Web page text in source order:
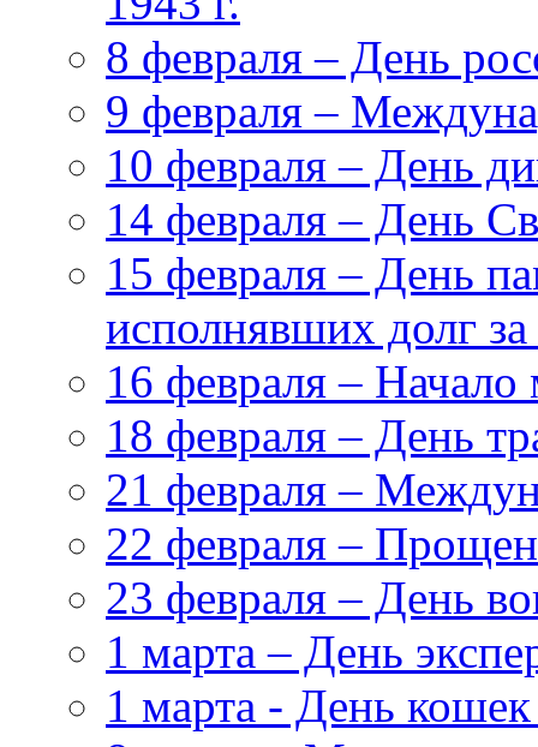
8 февраля – День
9 февраля –
10 февраля – День
14 февраля – День
15 февраля – День
исполнявших долг
16 февраля –
18 февраля – День
21 февраля –
22 февраля –
23 февраля – День
1 марта – День
1 марта - День